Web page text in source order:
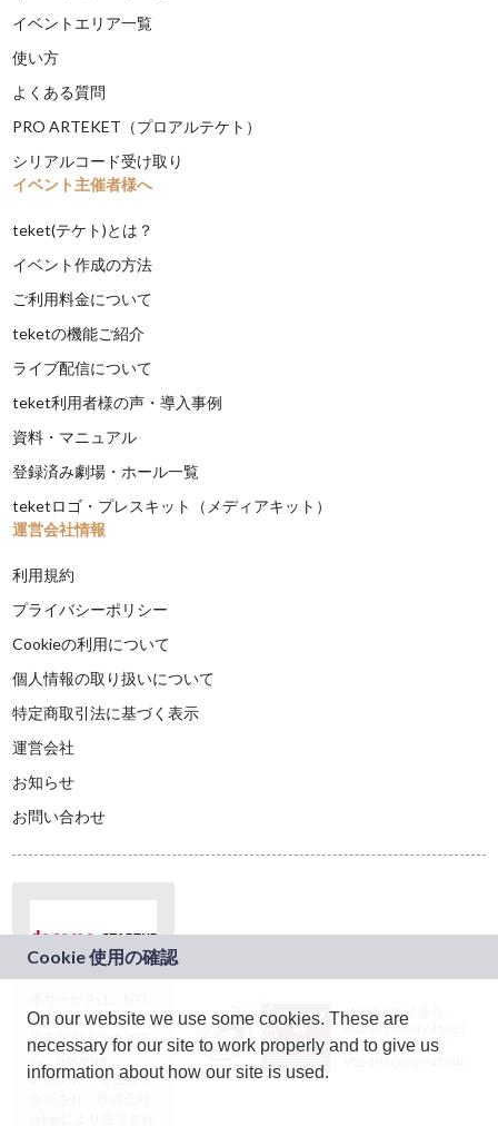
イベントエリア一覧
使い方
よくある質問
PRO ARTEKET（プロアルテケト）
シリアルコード受け取り
イベント主催者様へ
teket(テケト)とは？
イベント作成の方法
ご利用料金について
teketの機能ご紹介
ライブ配信について
teket利用者様の声・導入事例
資料・マニュアル
登録済み劇場・ホール一覧
teketロゴ・プレスキット（メディアキット）
運営会社情報
利用規約
プライバシーポリシー
Cookieの利用について
個人情報の取り扱いについて
特定商取引法に基づく表示
運営会社
お知らせ
お問い合わせ
ドコモグループの新
規事業創出プログラ
ム「docomo
STARTUP」を通じて
JASRAC許諾番号：
9024936001Y45037
JASRAC許諾番号：
On our website we use some cookies. These are
necessary for our site to work properly and to give us
information about how our site is used.